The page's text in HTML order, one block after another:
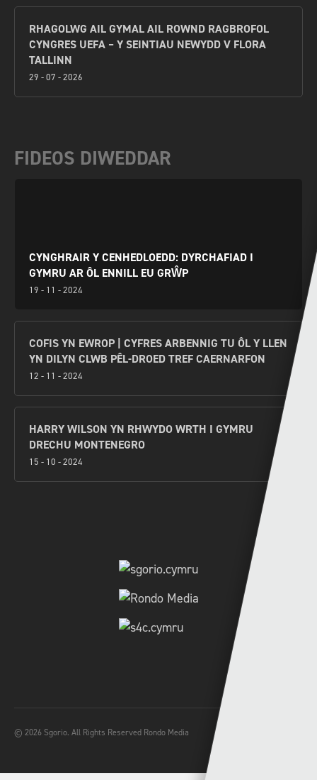
RHAGOLWG AIL GYMAL AIL ROWND RAGBROFOL
CYNGRES UEFA – Y SEINTIAU NEWYDD V FLORA
TALLINN
29 - 07 - 2026
FIDEOS DIWEDDAR
CYNGHRAIR Y CENHEDLOEDD: DYRCHAFIAD I
GYMRU AR ÔL ENNILL EU GRŴP
19 - 11 - 2024
COFIS YN EWROP | CYFRES ARBENNIG TU ÔL Y LLEN
YN DILYN CLWB PÊL-DROED TREF CAERNARFON
12 - 11 - 2024
HARRY WILSON YN RHWYDO WRTH I GYMRU
DRECHU MONTENEGRO
15 - 10 - 2024
© 2026 Sgorio. All Rights Reserved Rondo Media